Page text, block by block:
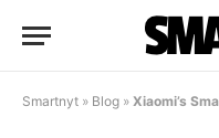
Smartnyt » Blog » Xiaomi’s